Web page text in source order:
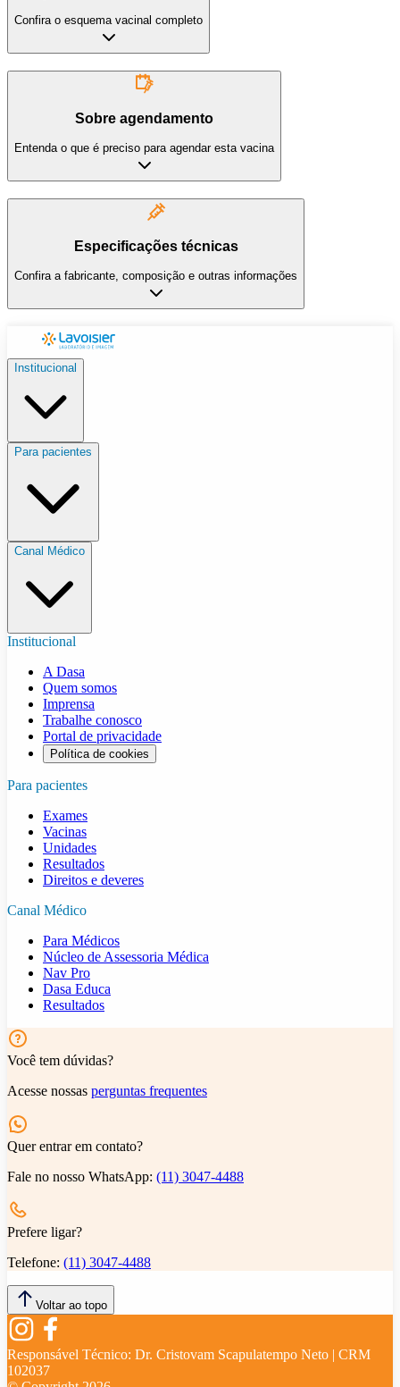
Confira o esquema vacinal completo
Sobre agendamento
Entenda o que é preciso para agendar esta vacina
Especificações técnicas
Confira a fabricante, composição e outras informações
Institucional
Para pacientes
Canal Médico
Institucional
A Dasa
Quem somos
Imprensa
Trabalhe conosco
Portal de privacidade
Política de cookies
Para pacientes
Exames
Vacinas
Unidades
Resultados
Direitos e deveres
Canal Médico
Para Médicos
Núcleo de Assessoria Médica
Nav Pro
Dasa Educa
Resultados
Você tem dúvidas?
Acesse nossas perguntas frequentes
Quer entrar em contato?
Fale no nosso WhatsApp: (11) 3047-4488
Prefere ligar?
Telefone: (11) 3047-4488
Voltar ao topo
Responsável Técnico: Dr. Cristovam Scapulatempo Neto | CRM
102037